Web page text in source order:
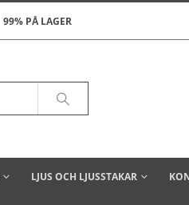
99% PÅ LAGER
LJUS OCH LJUSSTAKAR